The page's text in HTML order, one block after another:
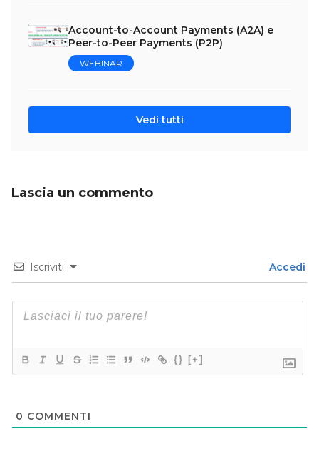
Account-to-Account Payments (A2A) e
Peer-to-Peer Payments (P2P)
WEBINAR
Vedi tutti
Lascia un commento
Iscriviti Accedi
{} [+]
0 COMMENTI